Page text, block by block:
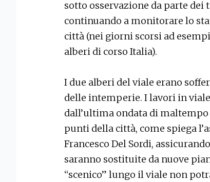
sotto osservazione da parte dei
continuando a monitorare lo
città (nei giorni scorsi ad
alberi di corso Italia).
I due alberi del viale erano
delle intemperie. I lavori in
dall’ultima ondata di
punti della città, come spiega
Francesco Del Sordi,
saranno sostituite da nuove
“scenico” lungo il viale non